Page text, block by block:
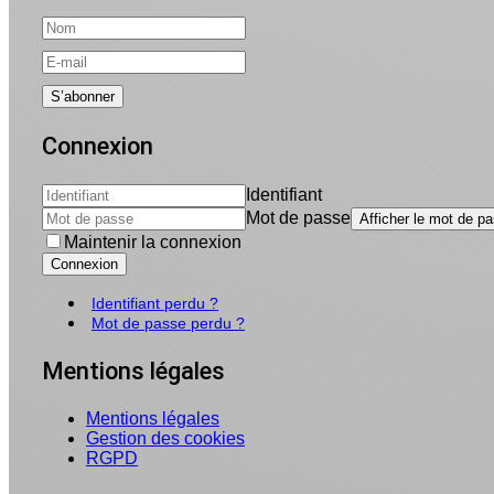
Connexion
Identifiant
Mot de passe Afficher le mot de
Maintenir la connexion
Connexion
Identifiant perdu ?
Mot de passe perdu ?
Mentions légales
Mentions légales
Gestion des cookies
RGPD